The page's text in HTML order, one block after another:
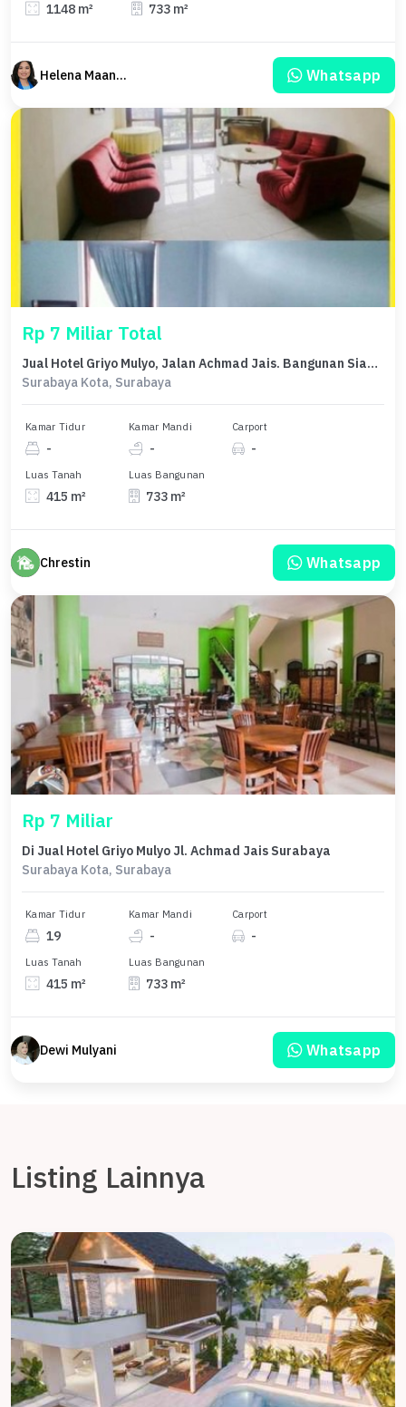
1148 m² 733 m²
Helena Maanary Whatsapp
Rp 7 Miliar Total
Jual Hotel Griyo Mulyo, Jalan Achmad Jais. Bangunan Siap Huni dan Siap Usaha,5 Menit Dari Tunjungan Plaza
Surabaya Kota, Surabaya
Kamar Tidur
-
Kamar Mandi
-
Carport
-
Luas Tanah
415 m²
Luas Bangunan
733 m²
Chrestin Whatsapp
Rp 7 Miliar
Di Jual Hotel Griyo Mulyo Jl. Achmad Jais Surabaya
Surabaya Kota, Surabaya
Kamar Tidur
19
Kamar Mandi
-
Carport
-
Luas Tanah
415 m²
Luas Bangunan
733 m²
Dewi Mulyani Whatsapp
Listing Lainnya